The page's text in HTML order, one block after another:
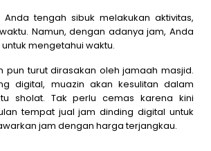
tengah sibuk melakukan aktivitas,
Namun, dengan adanya jam, Anda
mengetahui waktu.
pun turut dirasakan oleh jamaah masjid.
digital, muazin akan kesulitan dalam
sholat. Tak perlu cemas karena kini
tempat jual jam dinding digital untuk
jam dengan harga terjangkau.